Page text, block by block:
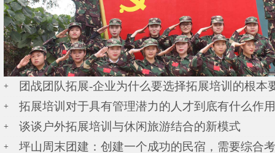
团战团队拓展-企业为什么要选择拓展培训的根本
拓展培训对于具有管理潜力的人才到底有什么作
谈谈户外拓展培训与休闲旅游结合的新模式
坪山周末团建：创建一个成功的民宿，需要综合